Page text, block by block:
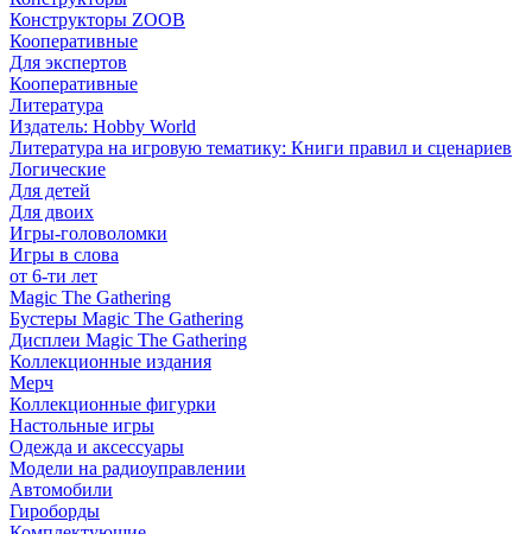
Конструкторы ZOOB
Кооперативные
Для экспертов
Кооперативные
Литература
Издатель: Hobby World
Литература на игровую тематику: Книги правил и сценариев
Логические
Для детей
Для двоих
Игры-головоломки
Игры в слова
от 6-ти лет
Magic The Gathering
Бустеры Magic The Gathering
Дисплеи Magic The Gathering
Коллекционные издания
Мерч
Коллекционные фигурки
Настольные игры
Одежда и аксессуары
Модели на радиоуправлении
Автомобили
Гироборды